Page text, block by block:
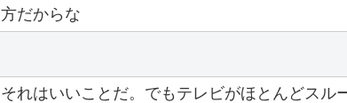
方だからな
それはいいことだ。でもテレビがほとんどスル